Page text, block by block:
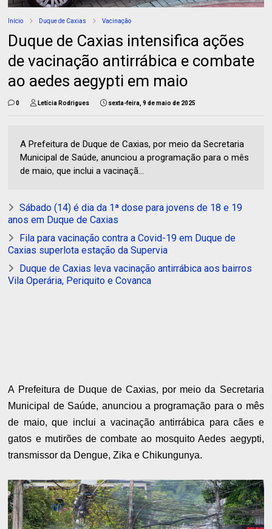
Início Duque de Caxias Vacinação
Duque de Caxias intensifica ações
de vacinação antirrábica e combate
ao aedes aegypti em maio
0 Letícia Rodrigues sexta-feira, 9 de maio de 2025
A Prefeitura de Duque de Caxias, por meio da Secretaria
Municipal de Saúde, anunciou a programação para o mês
de maio, que inclui a vacinaçã...
Sábado (14) é dia da 1ª dose para jovens de 18 e 19
anos em Duque de Caxias
Fila para vacinação contra a Covid-19 em Duque de
Caxias superlota estação da Supervia
Duque de Caxias leva vacinação antirrábica aos bairros
Vila Operária, Periquito e Covanca
A Prefeitura de Duque de Caxias, por meio da Secretaria
Municipal de Saúde, anunciou a programação para o mês
de maio, que inclui a vacinação antirrábica para cães e
gatos e mutirões de combate ao mosquito Aedes aegypti,
transmissor da Dengue, Zika e Chikungunya.